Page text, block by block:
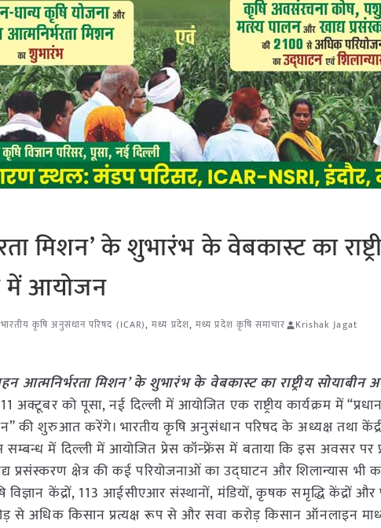
मिशन’ के शुभारंभ के वेबकास्ट का
में आयोजन
भारतीय कृषि अनुसंधान परिषद (ICAR),मध्य प्रदेश,मध्य प्रदेश कृषि समाचार Krishak Jagat
आत्मनिर्भरता मिशन’ के शुभारंभ के वेबकास्ट का राष्ट्रीय
11 अक्टूबर को पूसा, नई दिल्ली में आयोजित एक राष्ट्रीय कार्यक्रम में
की शुरुआत करेंगे। भारतीय कृषि अनुसंधान परिषद के अध्यक्ष तथा
सम्बन्ध में दिल्ली में आयोजित प्रेस कॉन्फ्रेंस में बताया कि इस अवसर पर
प्रसंस्करण क्षेत्र की कई परियोजनाओं का उद्घाटन और शिलान्यास
केंद्रों, 113 आईसीएआर संस्थानों, मंडियों, कृषक समृद्धि केंद्रों और
से अधिक किसान प्रत्यक्ष रूप से और सवा करोड़ किसान ऑनलाइन